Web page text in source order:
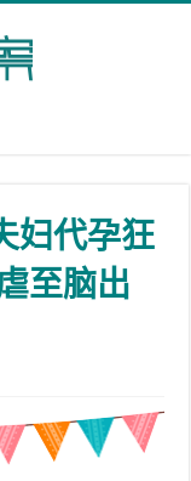
妇代孕狂
至脑出